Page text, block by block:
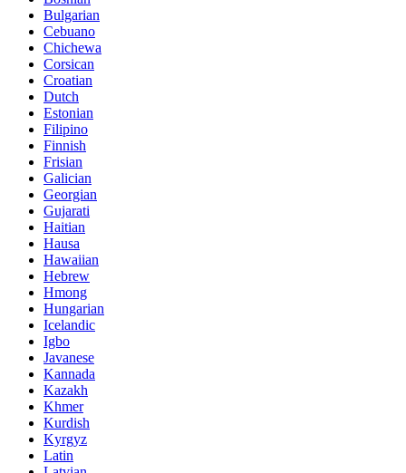
Bulgarian
Cebuano
Chichewa
Corsican
Croatian
Dutch
Estonian
Filipino
Finnish
Frisian
Galician
Georgian
Gujarati
Haitian
Hausa
Hawaiian
Hebrew
Hmong
Hungarian
Icelandic
Igbo
Javanese
Kannada
Kazakh
Khmer
Kurdish
Kyrgyz
Latin